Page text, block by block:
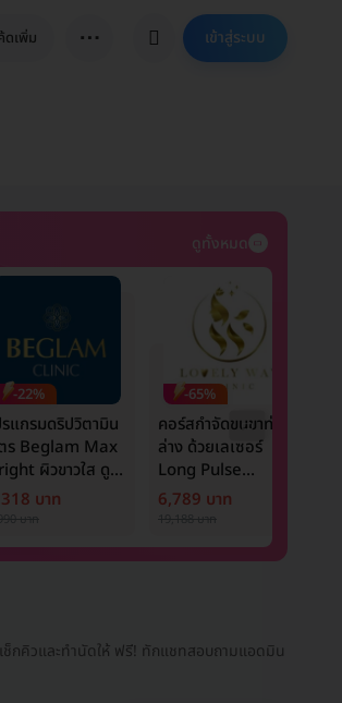
ดเพิ่ม ⋯ เข้าสู่ระบบ
ดูทั้งหมด
-22%
รแกรมดริปวิตามิน
ร Beglam Max
ผิวขาวใส ดูมี
า
บาท
-65%
คอร์สกำจัดขนขาท่อน
ล่าง ด้วยเลเซอร์
Long Pulse
Nd:YAG 12 ครั้ง
6,789 บาท
ช็กคิวและทำนัดให้ ฟรี! ทักแชทสอบถามแอดมิน